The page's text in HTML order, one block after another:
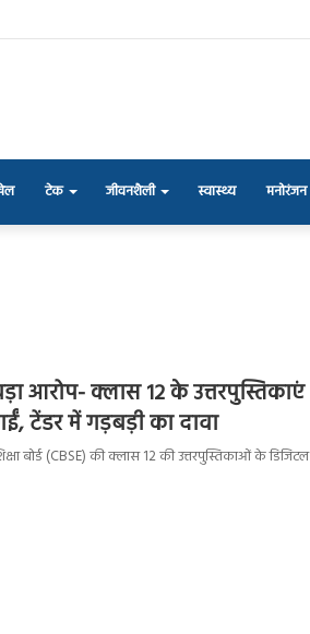
टेक जीवनशैली स्वास्थ्य मनोरंजन
आरोप- क्लास 12 के उत्तरपुस्तिकाएं
टेंडर में गड़बड़ी का दावा
बोर्ड (CBSE) की क्लास 12 की उत्तरपुस्तिकाओं के डिजिटल